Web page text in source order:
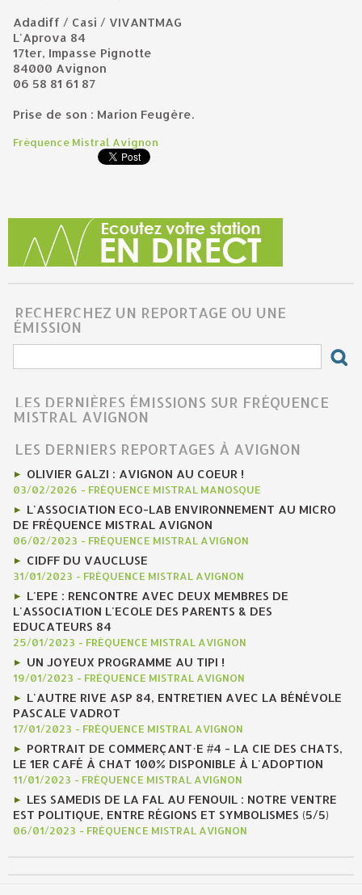
Adadiff / Casi / VIVANTMAG
L'Aprova 84
17ter, Impasse Pignotte
84000 Avignon
06 58 81 61 87
Prise de son : Marion Feugère.
Fréquence Mistral Avignon
RECHERCHEZ UN REPORTAGE OU UNE
ÉMISSION
LES DERNIÈRES ÉMISSIONS SUR FRÉQUENCE
MISTRAL AVIGNON
LES DERNIERS REPORTAGES À AVIGNON
OLIVIER GALZI : AVIGNON AU COEUR !
03/02/2026 - FRÉQUENCE MISTRAL MANOSQUE
L'ASSOCIATION ECO-LAB ENVIRONNEMENT AU MICRO
DE FRÉQUENCE MISTRAL AVIGNON
06/02/2023 - FRÉQUENCE MISTRAL AVIGNON
CIDFF DU VAUCLUSE
31/01/2023 - FRÉQUENCE MISTRAL AVIGNON
L'EPE : RENCONTRE AVEC DEUX MEMBRES DE
L'ASSOCIATION L'ECOLE DES PARENTS & DES
EDUCATEURS 84
25/01/2023 - FRÉQUENCE MISTRAL AVIGNON
UN JOYEUX PROGRAMME AU TIPI !
19/01/2023 - FRÉQUENCE MISTRAL AVIGNON
L'AUTRE RIVE ASP 84, ENTRETIEN AVEC LA BÉNÉVOLE
PASCALE VADROT
17/01/2023 - FRÉQUENCE MISTRAL AVIGNON
PORTRAIT DE COMMERÇANT·E #4 - LA CIE DES CHATS,
LE 1ER CAFÉ À CHAT 100% DISPONIBLE À L'ADOPTION
11/01/2023 - FRÉQUENCE MISTRAL AVIGNON
LES SAMEDIS DE LA FAL AU FENOUIL : NOTRE VENTRE
EST POLITIQUE, ENTRE RÉGIONS ET SYMBOLISMES (5/5)
06/01/2023 - FRÉQUENCE MISTRAL AVIGNON